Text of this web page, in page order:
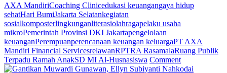
AXA MandiriCoaching Clinicedukasi keuangangaya hidup
sehatHari BumiJakarta Selatankegiatan
sosialkomposterlingkunganliterasiolahragapelaku usaha
mikroPemerintah Provinsi DKI Jakartapengelolaan
keuanganPerempuanperencanaan keuangan keluargaPT AXA
Mandiri Financial ServicesrelawanRPTRA RasamalaRuang Publik
Terpadu Ramah AnakSD MI Al‑Husnasiswa Commenton
Karyawan